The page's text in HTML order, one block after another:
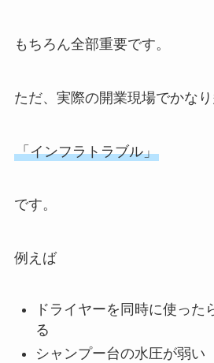
もちろん全部重要です。
ただ、実際の開業現場でかな
「インフラトラブル」
です。
例えば
ドライヤーを同時に使った
る
シャンプー台の水圧が弱い